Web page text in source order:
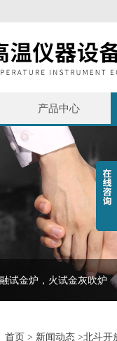
产品中心
试金炉，火试金灰吹炉
首页 > 新闻动态 >北斗开